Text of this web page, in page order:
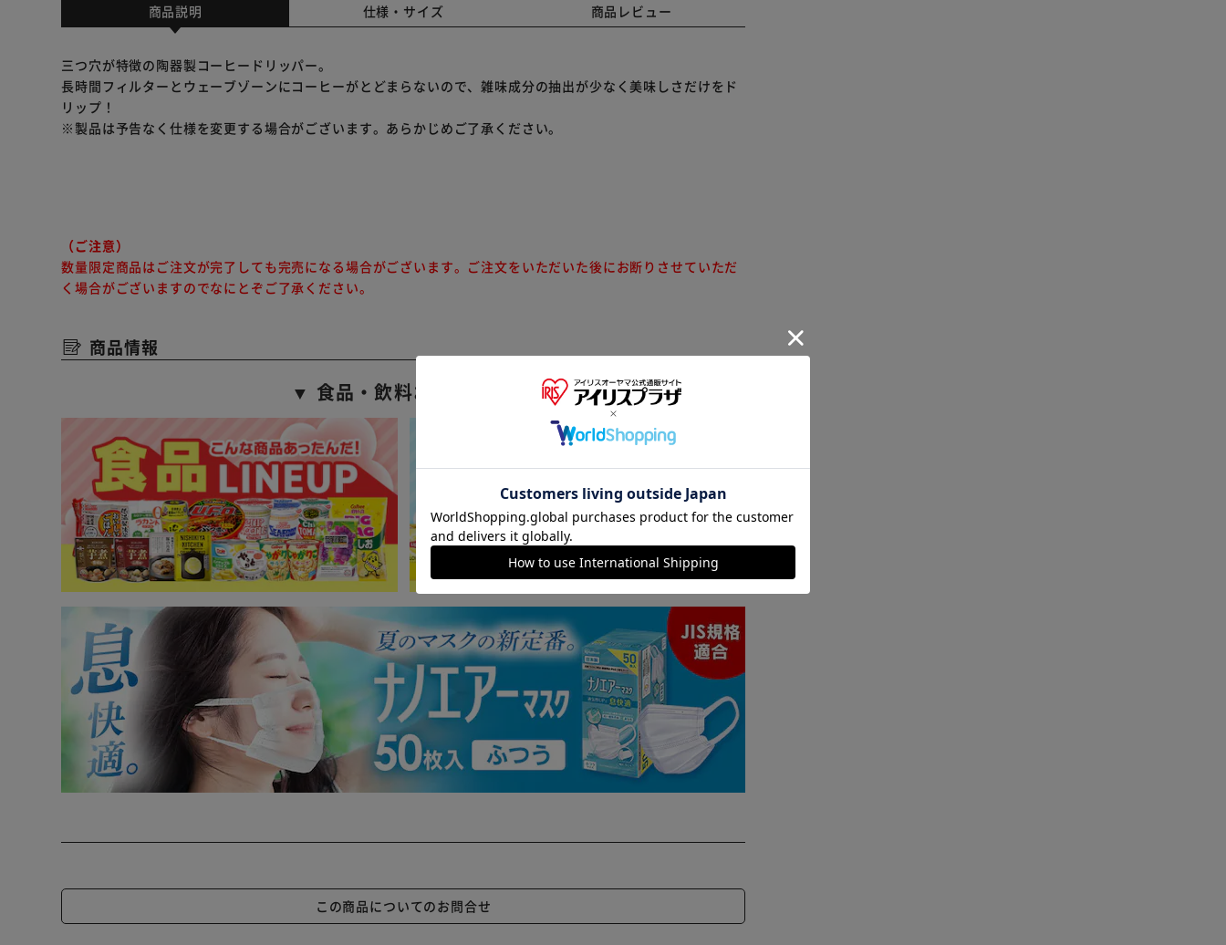
商品説明 仕様・サイズ 商品レビュー
三つ穴が特徴の陶器製コーヒードリッパー。
長時間フィルターとウェーブゾーンにコーヒーがとどまらないので、雑味成分の抽出が少なく美味しさだけをド
リップ！
※製品は予告なく仕様を変更する場合がございます。あらかじめご了承ください。
（ご注意）
数量限定商品はご注文が完了しても完売になる場合がございます。ご注文をいただいた後にお断りさせていただ
く場合がございますのでなにとぞご了承ください。
商品情報
▼ 食品・飲料おすすめ ▼
この商品についてのお問合せ
※ご確認ください